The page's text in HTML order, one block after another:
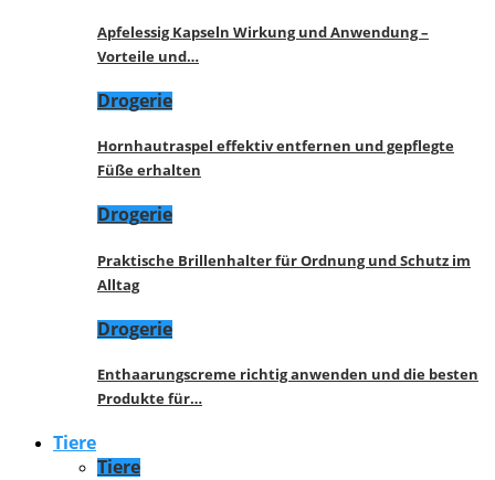
Apfelessig Kapseln Wirkung und Anwendung –
Vorteile und…
Drogerie
Hornhautraspel effektiv entfernen und gepflegte
Füße erhalten
Drogerie
Praktische Brillenhalter für Ordnung und Schutz im
Alltag
Drogerie
Enthaarungscreme richtig anwenden und die besten
Produkte für…
Tiere
Tiere